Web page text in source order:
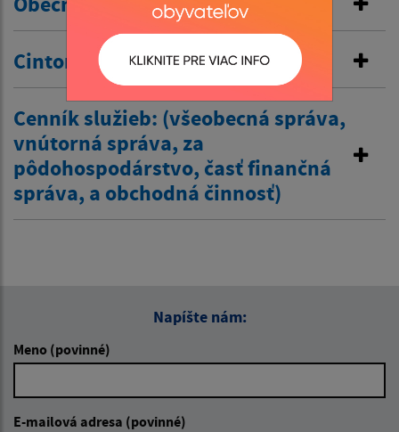
Cintorínske poplatky
Cenník služieb: (všeobecná správa,
vnútorná správa, za
pôdohospodárstvo, časť finančná
správa, a obchodná činnosť)
Napíšte nám:
Meno (povinné)
E-mailová adresa (povinné)